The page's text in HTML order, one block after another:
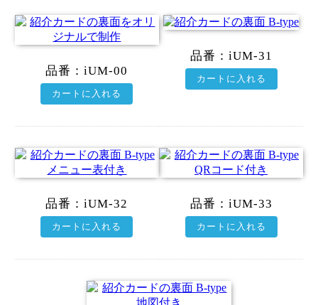
品番：iUM-00
カートに入れる
品番：iUM-31
カートに入れる
品番：iUM-32
カートに入れる
品番：iUM-33
カートに入れる